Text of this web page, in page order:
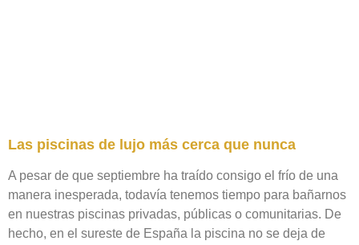
Las piscinas de lujo más cerca que nunca
A pesar de que septiembre ha traído consigo el frío de una
manera inesperada, todavía tenemos tiempo para bañarnos
en nuestras piscinas privadas, públicas o comunitarias. De
hecho, en el sureste de España la piscina no se deja de